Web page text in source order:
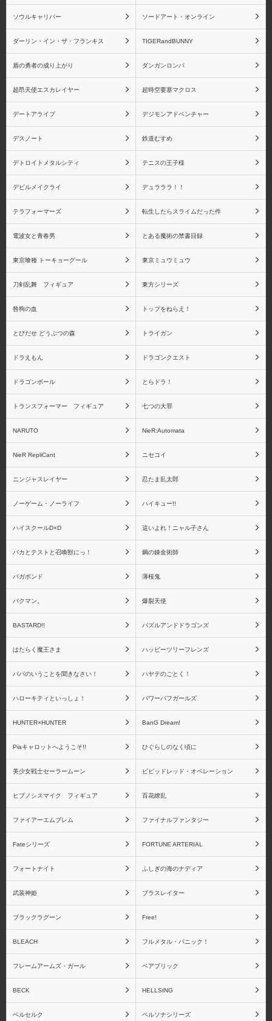
物語シリーズ 八九寺真
宵
物語シリーズ 阿良々木
月火
物語シリーズ 阿良々木
火憐
物語シリーズ 羽川翼
物語シリーズ 斧乃木余
物語シリーズ キスショ
ートアンダーブレード
物語シリーズ その他キ
ャラクター
NieR RepliCant Fateシリーズ
fate/stay night
Fate/Grand Order Fate その他シリーズ
Fate リアルアクション
ヒーローズシリーズ
Fate ねんどろいどシリ
ーズ
Fateシリーズ(一番くじ)
青島文化教材社 アイズプロジェクト
アクアマリン アトリエ彩
アニプレックス
ソウルキャリバー ソードアート・オンライン
ダーリン・イン・ザ・フランキス TIGERandBUNNY
盾の勇者の成り上がり ダンガンロンパ
超昂天使エスカレイヤー 超時空要塞マクロス
デートアライブ デジモンアドベンチャー
デスノート 鉄道むすめ
デトロイトメタルシティ テニスの王子様
デビルメイクライ デュラララ！！
テラフォーマーズ 転生したらスライムだった件
電波女と青春男 とある魔術の禁書目録
東京喰種 トーキョーグール 東京ミュウミュウ
刀剣乱舞 フィギュア 東方シリーズ
咎狗の血 トップをねらえ！
とびだせ どうぶつの森 トライガン
ドラえもん ドラゴンクエスト
ドラゴンボール とらドラ！
トランスフォーマー フィギュア 七つの大罪
NARUTO NieR:Automata
NieR RepliCant ニセコイ
ニンジャスレイヤー 忍たま乱太郎
ノーゲーム・ノーライフ ハイキュー!!
ハイスクールD×D 這いよれ！ニャル子さん
バカとテストと召喚獣にっ！ 鋼の錬金術師
バガボンド 薄桜鬼
バクマン。 爆裂天使
BASTARD!! パズルアンドドラゴンズ
はたらく魔王さま ハッピーツリーフレンズ
パパのいうことを聞きなさい！ ハヤテのごとく！
ハローキティといっしょ！ パワーパフガールズ
HUNTER×HUNTER BanG Dream!
Piaキャロットへようこそ!! ひぐらしのなく頃に
美少女戦士セーラームーン ビビッドレッド・オペレーション
ヒプノシスマイク フィギュア 百花繚乱
ファイアーエムブレム ファイナルファンタジー
Fateシリーズ FORTUNE ARTERIAL
フォートナイト ふしぎの海のナディア
武装神姫 ブラスレイター
ブラックラグーン Free!
BLEACH フルメタル・パニック！
フレームアームズ・ガール ベアブリック
BECK HELLSING
ベルセルク ペルソナシリーズ